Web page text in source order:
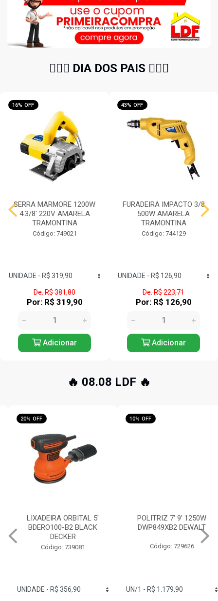
🧔🏻‍♂️ DIA DOS PAIS 🧔🏻‍♂️
16% OFF
SERRA MARMORE 1200W
4.3/8' 220V AMARELA
TRAMONTINA
Código: 749021
De: R$ 381,80
Por: R$ 319,90
Adicionar
43% OFF
FURADEIRA IMPACTO 3/8
500W AMARELA
TRAMONTINA
Código: 744129
De: R$ 223,71
Por: R$ 126,90
Adicionar
🔥 08.08 LDF 🔥
20% OFF
LIXADEIRA ORBITAL 5'
BDERO100-B2 BLACK
DECKER
Código: 739081
10% OFF
POLITRIZ 7' 9' 1250W
DWP849XB2 DEWALT
Código: 729626